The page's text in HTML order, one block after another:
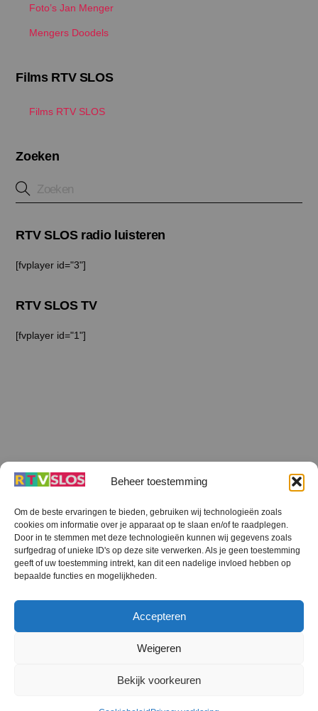
Beheer toestemming
Om de beste ervaringen te bieden, gebruiken wij technologieën zoals
cookies om informatie over je apparaat op te slaan en/of te raadplegen.
Door in te stemmen met deze technologieën kunnen wij gegevens zoals
surfgedrag of unieke ID's op deze site verwerken. Als je geen toestemming
geeft of uw toestemming intrekt, kan dit een nadelige invloed hebben op
bepaalde functies en mogelijkheden.
Accepteren
Weigeren
Bekijk voorkeuren
Foto’s Jan Menger
Mengers Doodels
Films RTV SLOS
Films RTV SLOS
Zoeken
RTV SLOS radio luisteren
[fvplayer id="3"]
RTV SLOS TV
[fvplayer id="1"]
Terug
naar
boven
RTV SLOS
RTV SLOS ANBI